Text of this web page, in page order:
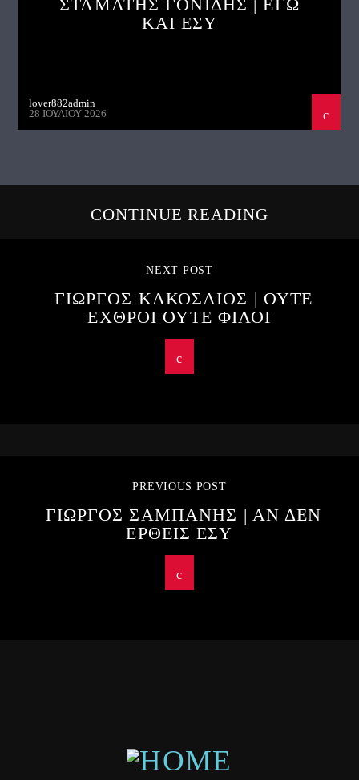
ΣΤΑΜΑΤΗΣ ΓΟΝΙΔΗΣ | ΕΓΩ
ΚΑΙ ΕΣΥ
lover882admin
28 ΙΟΥΛΊΟΥ 2026
CONTINUE READING
NEXT POST
ΓΙΩΡΓΟΣ ΚΑΚΟΣΑΙΟΣ | ΟΥΤΕ
ΕΧΘΡΟΙ ΟΥΤΕ ΦΙΛΟΙ
PREVIOUS POST
ΓΙΩΡΓΟΣ ΣΑΜΠΑΝΗΣ | ΑΝ ΔΕΝ
ΕΡΘΕΙΣ ΕΣΥ